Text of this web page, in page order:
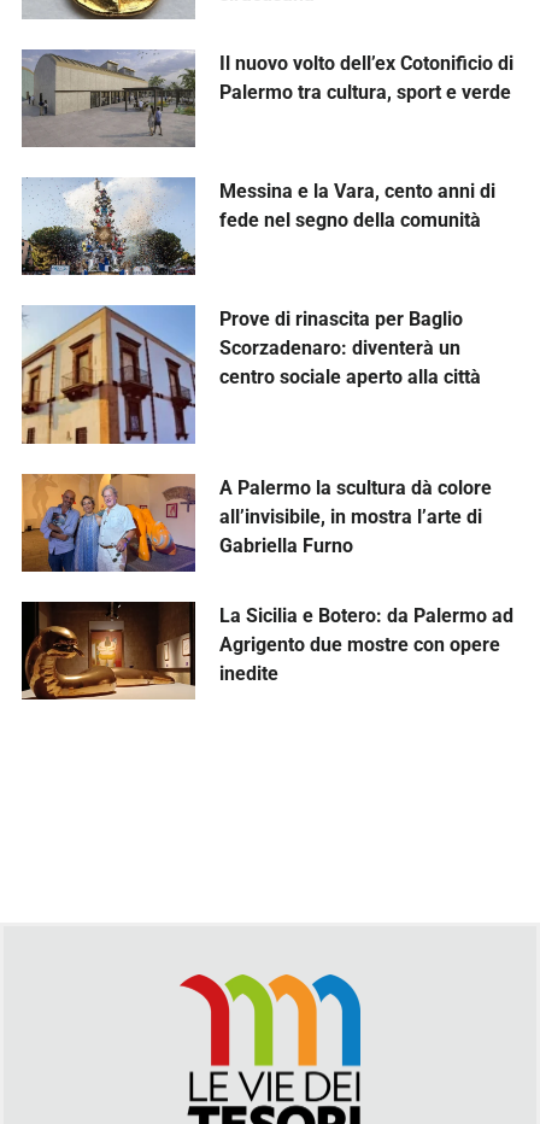
Il nuovo volto dell’ex Cotonificio di
Palermo tra cultura, sport e verde
Messina e la Vara, cento anni di
fede nel segno della comunità
Prove di rinascita per Baglio
Scorzadenaro: diventerà un
centro sociale aperto alla città
A Palermo la scultura dà colore
all’invisibile, in mostra l’arte di
Gabriella Furno
La Sicilia e Botero: da Palermo ad
Agrigento due mostre con opere
inedite